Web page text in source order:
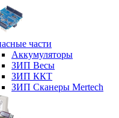
части
Аккумуляторы
ЗИП Весы
ЗИП ККТ
ЗИП Сканеры Mertech